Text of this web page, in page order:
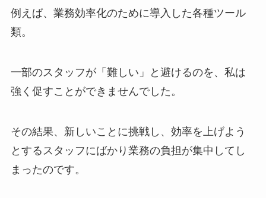
例えば、業務効率化のために導入した各種ツール
類。
一部のスタッフが「難しい」と避けるのを、私は
強く促すことができませんでした。
その結果、新しいことに挑戦し、効率を上げよう
とするスタッフにばかり業務の負担が集中してし
まったのです。